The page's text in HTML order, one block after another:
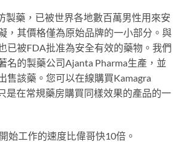
製藥，已被世界各地數百萬男性用來安
，其價格僅為原始品牌的一小部分。與
已被FDA批准為安全有效的藥物。我們
名的製藥公司Ajanta Pharma生產，並
售該藥。您可以在線購買Kamagra
是在常規藥房購買同樣效果的產品的一
始工作的速度比偉哥快10倍。